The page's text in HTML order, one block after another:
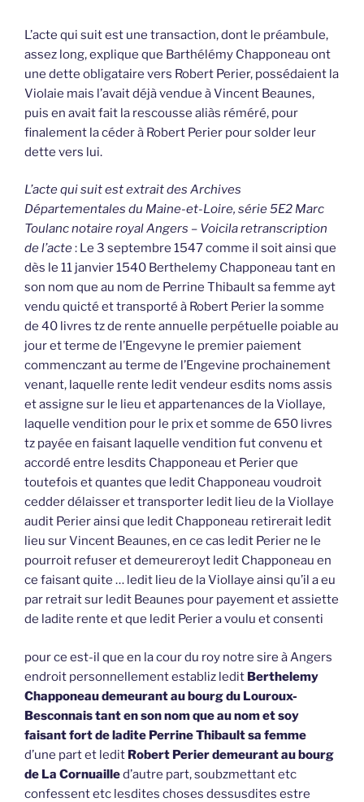
L’acte qui suit est une transaction, dont le préambule,
assez long, explique que Barthélémy Chapponeau ont
une dette obligataire vers Robert Perier, possédaient la
Violaie mais l’avait déjà vendue à Vincent Beaunes,
puis en avait fait la rescousse aliàs réméré, pour
finalement la céder à Robert Perier pour solder leur
dette vers lui.
L’acte qui suit est extrait des Archives
Départementales du Maine-et-Loire, série 5E2 Marc
Toulanc notaire royal Angers – Voicila retranscription
de l’acte: Le 3 septembre 1547 comme il soit ainsi que
dès le 11 janvier 1540 Berthelemy Chapponeau tant en
son nom que au nom de Perrine Thibault sa femme ayt
vendu quicté et transporté à Robert Perier la somme
de 40 livres tz de rente annuelle perpétuelle poiable au
jour et terme de l’Engevyne le premier paiement
commenczant au terme de l’Engevine prochainement
venant, laquelle rente ledit vendeur esdits noms assis
et assigne sur le lieu et appartenances de la Viollaye,
laquelle vendition pour le prix et somme de 650 livres
tz payée en faisant laquelle vendition fut convenu et
accordé entre lesdits Chapponeau et Perier que
toutefois et quantes que ledit Chapponeau voudroit
cedder délaisser et transporter ledit lieu de la Viollaye
audit Perier ainsi que ledit Chapponeau retirerait ledit
lieu sur Vincent Beaunes, en ce cas ledit Perier ne le
pourroit refuser et demeureroyt ledit Chapponeau en
ce faisant quite … ledit lieu de la Viollaye ainsi qu’il a eu
par retrait sur ledit Beaunes pour payement et assiette
de ladite rente et que ledit Perier a voulu et consenti
pour ce est-il que en la cour du roy notre sire à Angers
endroit personnellement establiz ledit Berthelemy
Chapponeau demeurant au bourg du Louroux-
Besconnais tant en son nom que au nom et soy
faisant fort de ladite Perrine Thibault sa femme
d’une part et ledit Robert Perier demeurant au bourg
de La Cornuailled’autre part, soubzmettant etc
confessent etc lesdites choses dessusdites estre